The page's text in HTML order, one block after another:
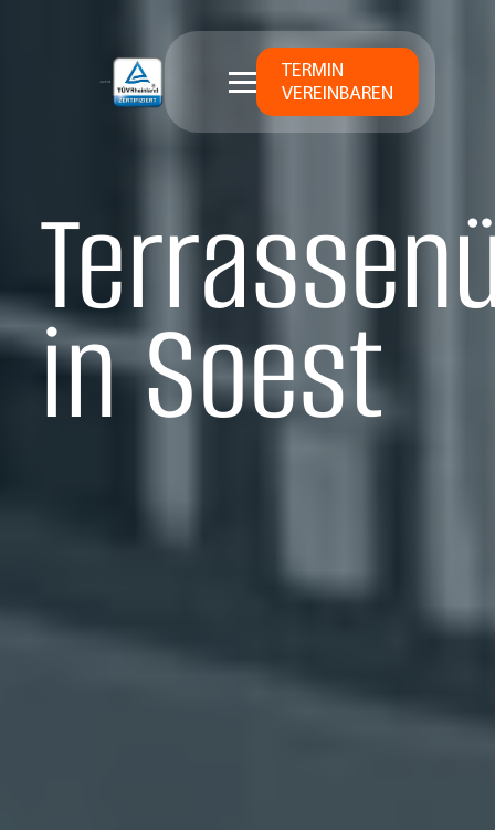
TERMIN
VEREINBAREN
in Soest